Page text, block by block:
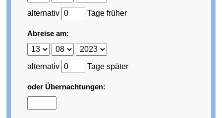
alternativ Tage früher
Abreise am:
alternativ Tage später
oder Übernachtungen: